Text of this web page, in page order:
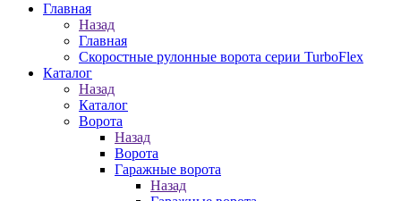
Главная
Назад
Главная
Скоростные рулонные ворота серии TurboFlex
Каталог
Назад
Каталог
Ворота
Назад
Ворота
Гаражные ворота
Назад